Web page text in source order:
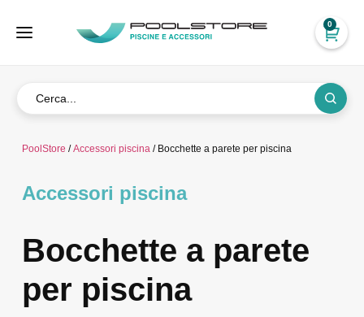
0
PoolStore /Accessori piscina/ Bocchette a parete per piscina
Accessori piscina
Bocchette a parete
per piscina